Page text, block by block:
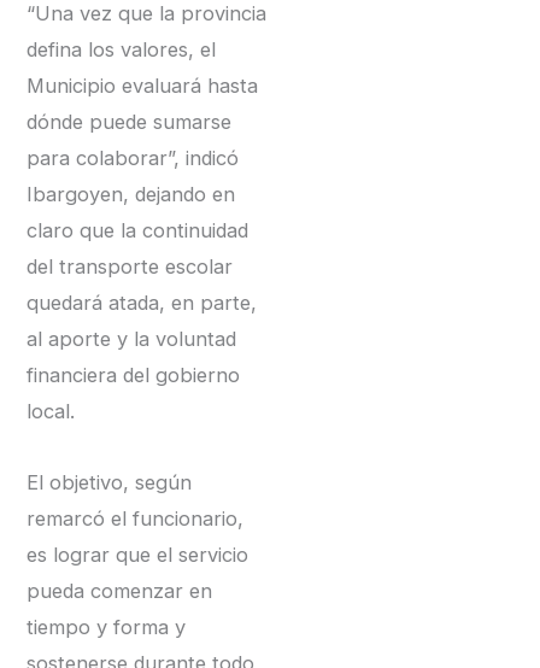
“Una vez que la provincia
defina los valores, el
Municipio evaluará hasta
dónde puede sumarse
para colaborar”, indicó
Ibargoyen, dejando en
claro que la continuidad
del transporte escolar
quedará atada, en parte,
al aporte y la voluntad
financiera del gobierno
local.
El objetivo, según
remarcó el funcionario,
es lograr que el servicio
pueda comenzar en
tiempo y forma y
sostenerse durante todo